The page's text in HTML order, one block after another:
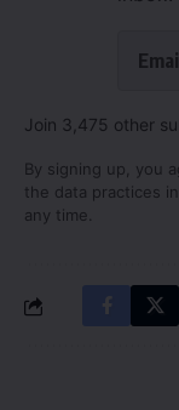
Join 3,475 other
By signing up, you
the data practices
any time.